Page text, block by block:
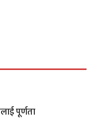
पूर्णता